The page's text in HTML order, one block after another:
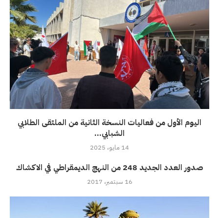
اليوم الأول من فعاليات النسخة الثانية من الملتقى الطلابي
الشبابي...
14 مايو، 2025
صدور العدد الجديد 248 من النهج الديمقراطي في الاكشاك
16 سبتمبر، 2017